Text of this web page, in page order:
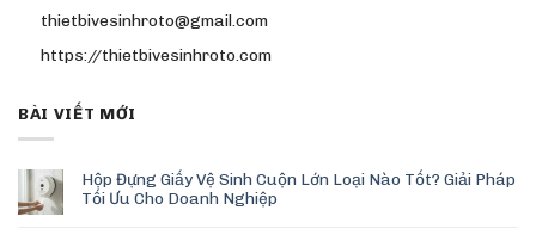
thietbivesinhroto@gmail.com
https://thietbivesinhroto.com
BÀI VIẾT MỚI
Hộp Đựng Giấy Vệ Sinh Cuộn Lớn Loại Nào Tốt? Giải Pháp
Tối Ưu Cho Doanh Nghiệp